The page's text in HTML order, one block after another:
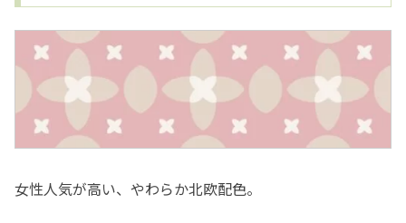
女性人気が高い、やわらか北欧配色。